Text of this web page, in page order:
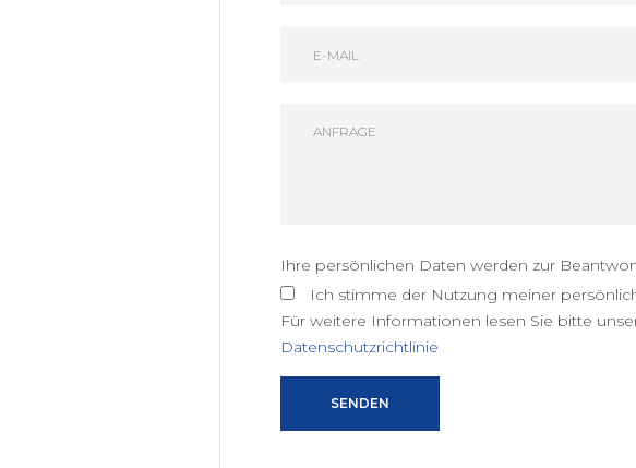
Ihre persönlichen Daten werden zur
Ich stimme der Nutzung meiner
Für weitere Informationen lesen Sie bitte
Datenschutzrichtlinie
SENDEN